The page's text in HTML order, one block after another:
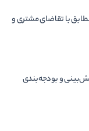
با تقاضای مشتری و
و بودجه‌بندی